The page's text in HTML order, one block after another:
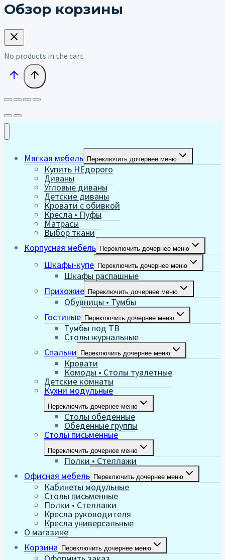
Обзор корзины
No products in the cart.
Мягкая мебель Переключить дочернее меню
Купить НЕдорого
Диваны
Угловые диваны
Детские диваны
Кровати с обивкой
Кресла • Пуфы
Матрасы
Выбор ткани
Корпусная мебель Переключить дочернее меню
Шкафы-купе Переключить дочернее меню
Шкафы распашные
Прихожие Переключить дочернее меню
Обувницы • Тумбы
Гостиные Переключить дочернее меню
Тумбы под ТВ
Столы журнальные
Спальни Переключить дочернее меню
Кровати
Комоды • Столы туалетные
Детские комнаты
Кухни модульные
Переключить дочернее меню
Столы обеденные
Обеденные группы
Столы письменные
Переключить дочернее меню
Полки • Стеллажи
Офисная мебель Переключить дочернее меню
Кабинеты модульные
Столы письменные
Полки • Стеллажи
Кресла руководителя
Кресла универсальные
О магазине
Корзина Переключить дочернее меню